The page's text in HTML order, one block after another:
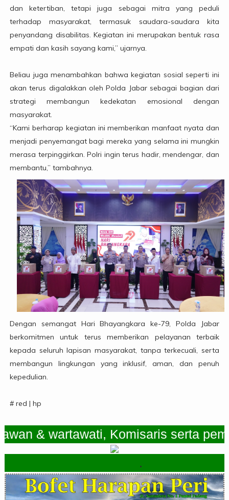
dan ketertiban, tetapi juga sebagai mitra yang peduli
terhadap masyarakat, termasuk saudara-saudara kita
penyandang disabilitas. Kegiatan ini merupakan bentuk rasa
empati dan kasih sayang kami,” ujarnya.
Beliau juga menambahkan bahwa kegiatan sosial seperti ini
akan terus digalakkan oleh Polda Jabar sebagai bagian dari
strategi membangun kedekatan emosional dengan
masyarakat.
“Kami berharap kegiatan ini memberikan manfaat nyata dan
menjadi penyemangat bagi mereka yang selama ini mungkin
merasa terpinggirkan. Polri ingin terus hadir, mendengar, dan
membantu,” tambahnya.
Dengan semangat Hari Bhayangkara ke-79, Polda Jabar
berkomitmen untuk terus memberikan pelayanan terbaik
kepada seluruh lapisan masyarakat, tanpa terkecuali, serta
membangun lingkungan yang inklusif, aman, dan penuh
kepedulian.
# red | hp
& wartawati, Komisaris serta